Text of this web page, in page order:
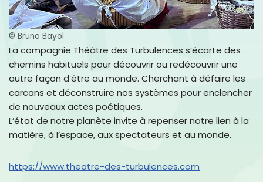
© Bruno Bayol
La compagnie Théâtre des Turbulences s’écarte des
chemins habituels pour découvrir ou redécouvrir une
autre façon d’être au monde. Cherchant à défaire les
carcans et déconstruire nos systèmes pour enclencher
de nouveaux actes poétiques.
L’état de notre planète invite à repenser notre lien à la
matière, à l’espace, aux spectateurs et au monde.
https://www.theatre-des-turbulences.com